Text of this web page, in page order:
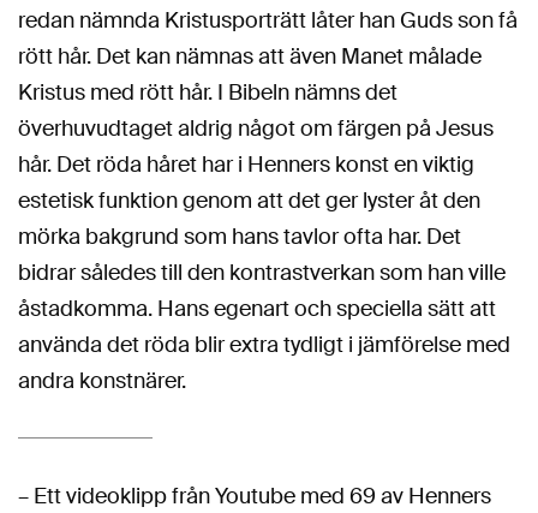
redan nämnda Kristusporträtt låter han Guds son få
rött hår. Det kan nämnas att även Manet målade
Kristus med rött hår. I Bibeln nämns det
överhuvudtaget aldrig något om färgen på Jesus
hår. Det röda håret har i Henners konst en viktig
estetisk funktion genom att det ger lyster åt den
mörka bakgrund som hans tavlor ofta har. Det
bidrar således till den kontrastverkan som han ville
åstadkomma. Hans egenart och speciella sätt att
använda det röda blir extra tydligt i jämförelse med
andra konstnärer.
– Ett videoklipp från Youtube med 69 av Henners